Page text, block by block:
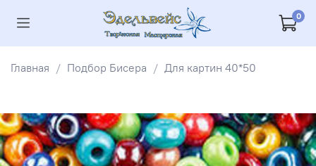
0
Главная Подбор Бисера Для картин 40*50